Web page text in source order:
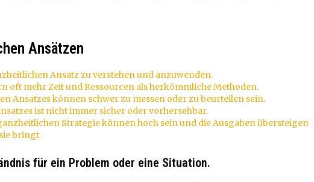
Ansätzen
Ansatz zu verstehen und anzuwenden.
oft mehr Zeit und Ressourcen als herkömmliche Methoden.
Ansatzes können schwer zu messen oder zu beurteilen sein.
ist nicht immer sicher oder vorhersehbar.
Strategie können hoch sein und die Ausgaben übersteigen
bringt.
für ein Problem oder eine Situation.